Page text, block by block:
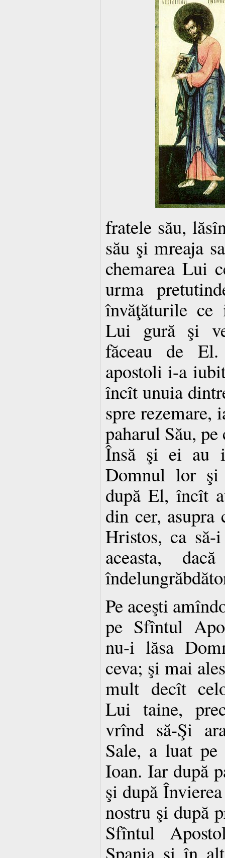
fratele său,
său şi mreaja
chemarea Lui
urma
învăţăturile ce
Lui gură şi
făceau de
apostoli i-a
încît unuia
spre rezemare,
paharul Său,
Însă şi ei au
Domnul lor şi
după El, încît
din cer, asupra
Hristos, ca
aceasta,
Pe aceşti
pe Sfîntul
nu-i lăsa
ceva; şi mai
mult decît
Lui taine,
vrînd să-Şi
Sale, a luat
Ioan. Iar după
şi după
nostru şi după
Sfîntul
Spania şi în